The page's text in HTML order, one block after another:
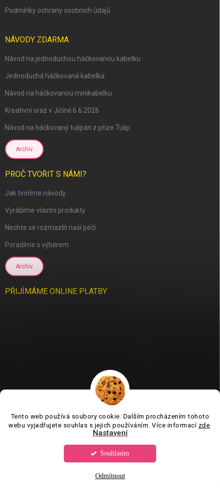
Tento web používá soubory cookie. Dalším procházením tohoto
webu vyjadřujete souhlas s jejich používáním. Více informací zde
Nastavení
Odmítnout
Souhlasím
Podmínky ochrany osobních údajů
NÁVODY ZDARMA
Návod na jednoduchou háčkovanou kabelku
Jednoduchá háčkovaná kabelka
Návod na háčkovanou minikabelku
Kreativní sraz v Jičíně 6.6.2026
Návod na háčkovaný tulipán z příze Tulip
Archiv
PROČ TVOŘIT S NÁMI?
Jak tvoříme návody
Vyrábíme vlastní produkty
Nechte se rozmazlit naší péčí
Poradíme s výběrem
Archiv
PŘIJÍMÁME ONLINE PLATBY
Jsme tu pro vás už 11 let❤️
Vytvořil Shoptet
Tvorboshop.cz. Všechna práva vyhrazena.
nastavení cookies